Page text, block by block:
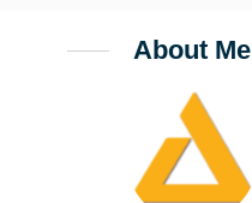
About Me